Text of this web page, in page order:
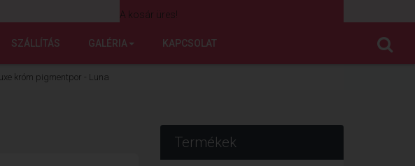
A kosár üres!
SZÁLLÍTÁS GALÉRIA KAPCSOLAT
króm pigmentpor - Luna
Termékek